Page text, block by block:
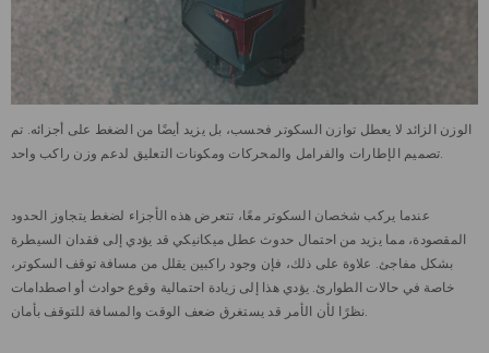
الوزن الزائد لا يعطل توازن السكوتر فحسب، بل يزيد أيضًا من الضغط على أجزائه. تم
تصميم الإطارات والفرامل والمحركات ومكونات التعليق لدعم وزن راكب واحد.
عندما يركب شخصان السكوتر معًا، تتعرض هذه الأجزاء لضغط يتجاوز الحدود
المقصودة، مما يزيد من احتمال حدوث عطل ميكانيكي قد يؤدي إلى فقدان السيطرة
بشكل مفاجئ. علاوة على ذلك، فإن وجود راكبين يقلل من مسافة توقف السكوتر،
خاصة في حالات الطوارئ. يؤدي هذا إلى زيادة احتمالية وقوع حوادث أو اصطدامات
نظرًا لأن الأمر قد يستغرق ضعف الوقت والمسافة للتوقف بأمان.